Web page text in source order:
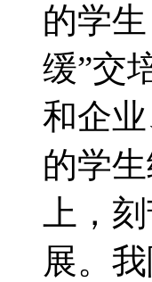
的学
缓”交
和企
的学
上，
展。